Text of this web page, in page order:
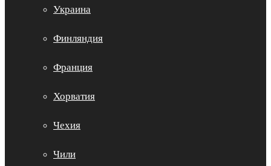
Украина
Финляндия
Франция
Хорватия
Чехия
Чили